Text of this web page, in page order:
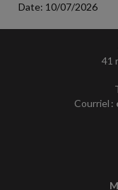
Date: 10/07/2026
41
Courriel :